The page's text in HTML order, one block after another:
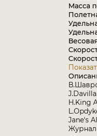
Масса
H.King
Jane's